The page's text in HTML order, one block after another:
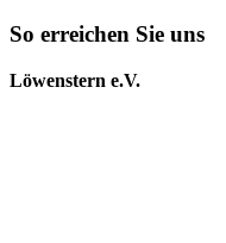
So erreichen Sie uns
Löwenstern e.V.